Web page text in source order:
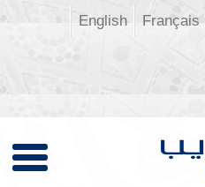
Français
English